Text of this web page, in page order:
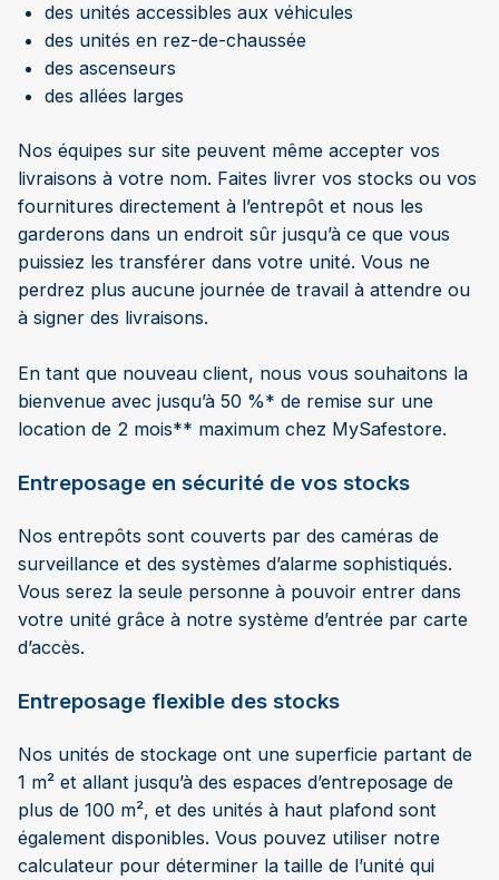
des unités accessibles aux véhicules
des unités en rez-de-chaussée
des ascenseurs
des allées larges
Nos équipes sur site peuvent même accepter vos
livraisons à votre nom. Faites livrer vos stocks ou vos
fournitures directement à l’entrepôt et nous les
garderons dans un endroit sûr jusqu’à ce que vous
puissiez les transférer dans votre unité. Vous ne
perdrez plus aucune journée de travail à attendre ou
à signer des livraisons.
En tant que nouveau client, nous vous souhaitons la
bienvenue avec jusqu’à 50 %* de remise sur une
location de 2 mois** maximum chez MySafestore.
Entreposage en sécurité de vos stocks
Nos entrepôts sont couverts par des caméras de
surveillance et des systèmes d’alarme sophistiqués.
Vous serez la seule personne à pouvoir entrer dans
votre unité grâce à notre système d’entrée par carte
d’accès.
Entreposage flexible des stocks
Nos unités de stockage ont une superficie partant de
1 m² et allant jusqu’à des espaces d’entreposage de
plus de 100 m², et des unités à haut plafond sont
également disponibles. Vous pouvez utiliser notre
calculateur pour déterminer la taille de l’unité qui